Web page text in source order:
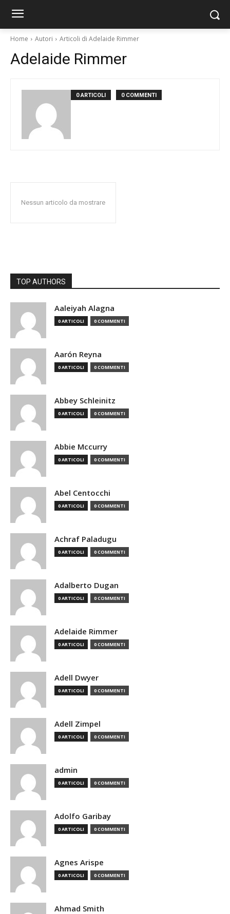
Home Autori Articoli di Adelaide Rimmer
Adelaide Rimmer
0 ARTICOLI 0 COMMENTI
Nessun articolo da mostrare
TOP AUTHORS
Aaleiyah Alagna
0 ARTICOLI 0 COMMENTI
Aarón Reyna
0 ARTICOLI 0 COMMENTI
Abbey Schleinitz
0 ARTICOLI 0 COMMENTI
Abbie Mccurry
0 ARTICOLI 0 COMMENTI
Abel Centocchi
0 ARTICOLI 0 COMMENTI
Achraf Paladugu
0 ARTICOLI 0 COMMENTI
Adalberto Dugan
0 ARTICOLI 0 COMMENTI
Adelaide Rimmer
0 ARTICOLI 0 COMMENTI
Adell Dwyer
0 ARTICOLI 0 COMMENTI
Adell Zimpel
0 ARTICOLI 0 COMMENTI
admin
0 ARTICOLI 0 COMMENTI
Adolfo Garibay
0 ARTICOLI 0 COMMENTI
Agnes Arispe
0 ARTICOLI 0 COMMENTI
Ahmad Smith